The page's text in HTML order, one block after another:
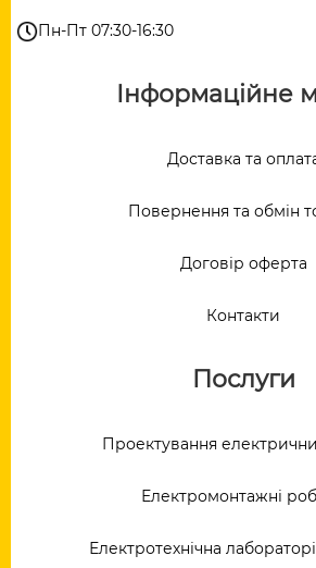
Пн-Пт 07:30-16:30
Інформаційне
Доставка та
Повернення та обмін
Договір оферта
Контакти
Послуги
Проектування
Електромонтажні
Електротехнічна